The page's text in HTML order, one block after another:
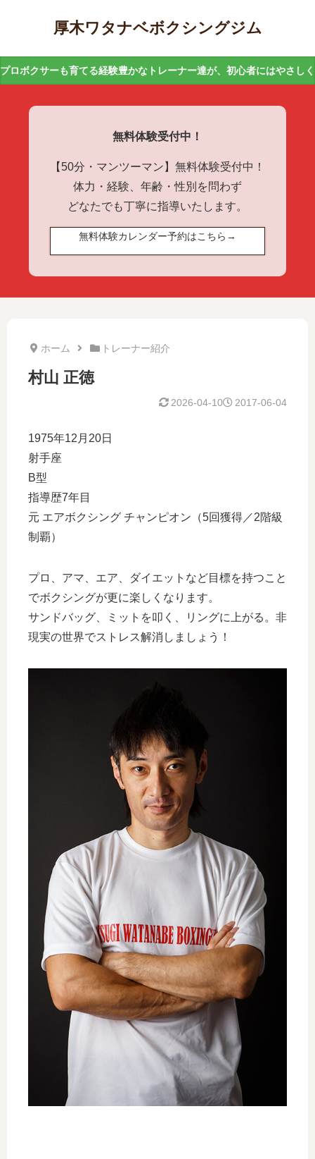
厚木ワタナベボクシングジム
プロボクサーも育てる経験豊かなトレーナー達が、初心者にはやさし
無料体験受付中！
【50分・マンツーマン】無料体験受付中！
体力・経験、年齢・性別を問わず
どなたでも丁寧に指導いたします。
無料体験カレンダー予約はこちら→
ホーム トレーナー紹介
村山 正徳
2017-06-04
2026-04-10
1975年12月20日
射手座
B型
指導歴7年目
元 エアボクシング チャンピオン（5回獲得／2階級
制覇）
プロ、アマ、エア、ダイエットなど目標を持つこと
でボクシングが更に楽しくなります。
サンドバッグ、ミットを叩く、リングに上がる。非
現実の世界でストレス解消しましょう！